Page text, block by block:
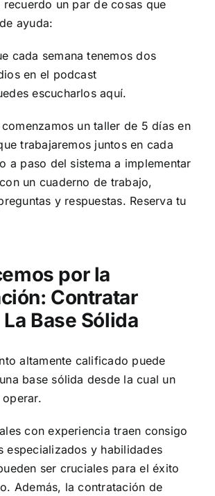
recuerdo un par de cosas que
ayuda:
cada semana tenemos dos
en el podcast
escucharlos aquí.
un taller de 5 días en
trabajaremos juntos en cada
a paso del sistema a implementar
un cuaderno de trabajo,
y respuestas. Reserva tu
por la
Contratar
Base Sólida
altamente calificado puede
base sólida desde la cual un
con experiencia traen consigo
especializados y habilidades
ser cruciales para el éxito
Además, la contratación de